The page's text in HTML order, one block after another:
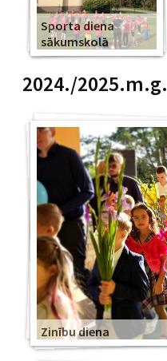
Sporta diena
sākumskolā
2024./2025.m.g.
Zinību diena